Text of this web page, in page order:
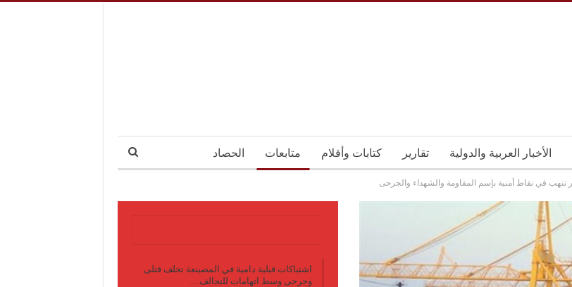
الأخبار العربية والدولية تقارير كتابات وأقلام متابعات الحصاد
تنهب في نقاط أمنية بإسم المقاومة والشهداء والجرحى
اشتباكات قبلية دامية في المصينعة تخلف قتلى
وجرحى وسط اتهامات للتحالف…